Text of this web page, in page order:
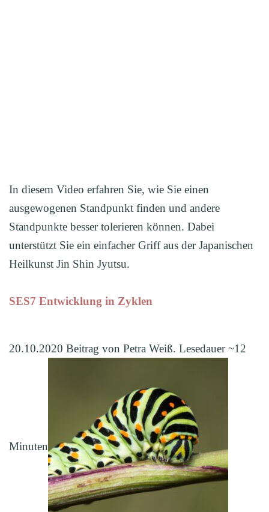
In diesem Video erfahren Sie, wie Sie einen
ausgewogenen Standpunkt finden und andere
Standpunkte besser tolerieren können. Dabei
unterstützt Sie ein einfacher Griff aus der Japanischen
Heilkunst Jin Shin Jyutsu.
SES7 Entwicklung in Zyklen
20.10.2020 Beitrag von Petra Weiß. Lesedauer ~12
Minuten